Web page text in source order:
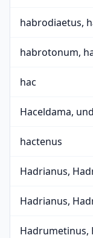
habrodiaetus,
habrotonum,
hac
Haceldama,
hactenus
Hadrianus,
Hadrianus,
Hadrumetinus,